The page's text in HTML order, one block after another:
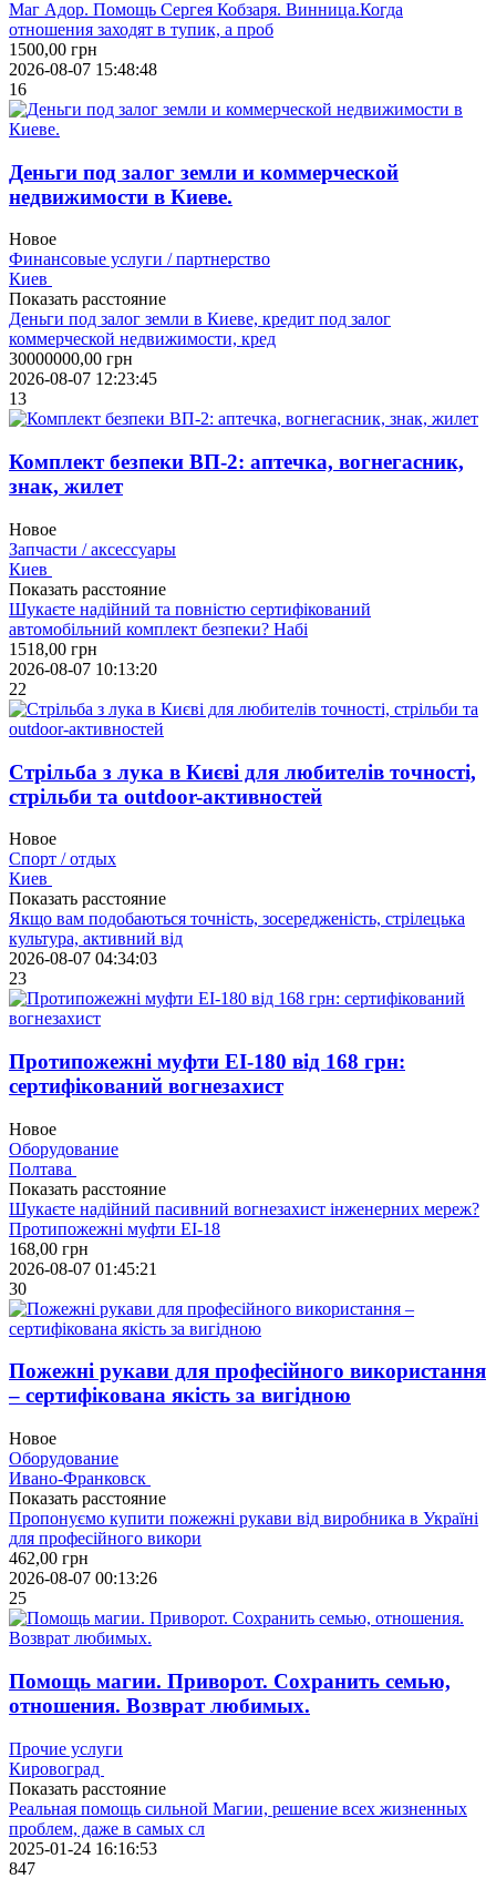
Маг Адор. Помощь Сергея Кобзаря. Винница.Когда
отношения заходят в тупик, а проб
1500,00 грн
2026-08-07 15:48:48
16
Деньги под залог земли и коммерческой
недвижимости в Киеве.
Новое
Финансовые услуги / партнерство
Киев
Показать расстояние
Деньги под залог земли в Киеве, кредит под залог
коммерческой недвижимости, кред
30000000,00 грн
2026-08-07 12:23:45
13
Комплект безпеки ВП-2: аптечка, вогнегасник,
знaк, жилет
Новое
Запчасти / аксессуары
Киев
Показать расстояние
Шукаєте надійний та повністю сертифікований
автомобільний комплект безпеки? Набі
1518,00 грн
2026-08-07 10:13:20
22
Стрільба з лука в Києві для любителів точності,
стрільби та outdoor-активностей
Новое
Спорт / отдых
Киев
Показать расстояние
Якщо вам подобаються точність, зосередженість, стрілецька
культура, активний від
2026-08-07 04:34:03
23
Протипожежні муфти EI-180 вiд 168 гpн:
сертифікований вогнезахист
Новое
Оборудование
Полтава
Показать расстояние
Шукаєте надійний пасивний вогнезахист інженерних мереж?
Протипожежні муфти EI-18
168,00 грн
2026-08-07 01:45:21
30
Пожежні рукави для професійного викоpистання
– сертифікована якість за вигідною
Новое
Оборудование
Ивано-Франковск
Показать расстояние
Пропонуємо купити пожежні рукави від виробника в Україні
для професійного викори
462,00 грн
2026-08-07 00:13:26
25
Помощь магии. Приворот. Сохранить семью,
отношения. Возврат любимых.
Прочие услуги
Кировоград
Показать расстояние
Реальная помощь сильной Магии, решение всех жизненных
проблем, даже в самых сл
2025-01-24 16:16:53
847